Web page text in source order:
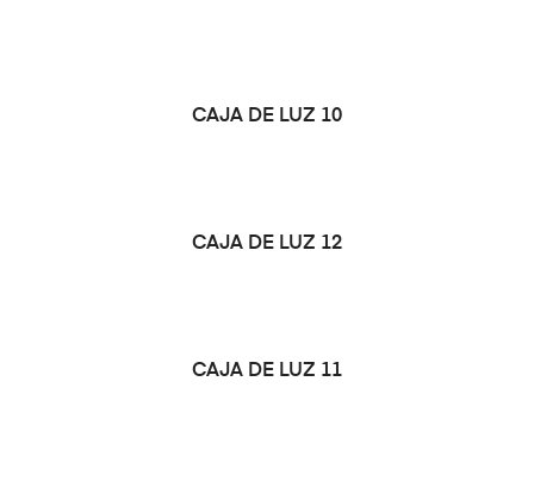
LEER MÁS
CAJA DE LUZ 10
LEER MÁS
CAJA DE LUZ 12
LEER MÁS
CAJA DE LUZ 11